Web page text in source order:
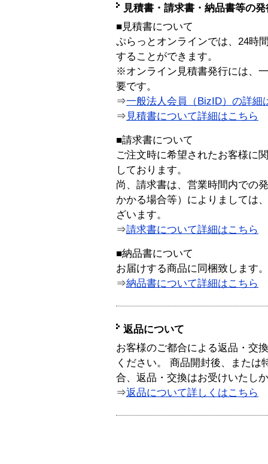
見積書・請求書・納品書等の
■見積書について
ぷらっとオンラインでは、24時
することができます。
※オンライン見積書発行には、
要です。
⇒一般法人会員（BizID）の詳細
⇒ 見積書について詳細はこちら
■請求書について
ご注文時に希望されたお客様に
しております。
尚、請求書は、営業時間内での
かかる場合等）によりましては
ざいます。
⇒請求書について詳細はこちら
■納品書について
お届けする商品に同梱致します。
⇒納品書について詳細はこちら
返品について
お客様のご都合による返品・交
ください。 商品開封後、または
合、返品・交換はお受けいたし
⇒返品について詳しくはこちら